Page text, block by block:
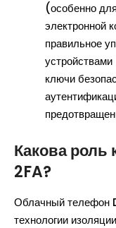
(особенно
электронной
правильное
ключи
Какова
2FA?
Облачный телефон
технологии